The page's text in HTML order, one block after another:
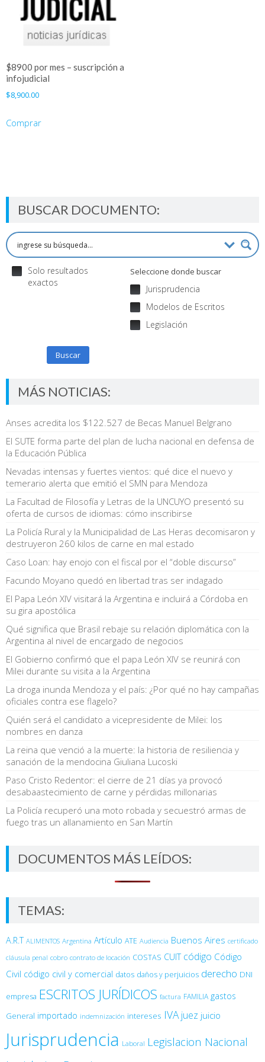
$8900 por mes – suscripción a
infojudicial
$8,900.00
Comprar
BUSCAR DOCUMENTO:
Solo resultados
exactos
Seleccione donde buscar
Jurisprudencia
Modelos de Escritos
Legislación
Buscar
MÁS NOTICIAS:
Anses acredita los $122.527 de Becas Manuel Belgrano
El SUTE forma parte del plan de lucha nacional en defensa de
la Educación Pública
Nevadas intensas y fuertes vientos: qué dice el nuevo y
temerario alerta que emitió el SMN para Mendoza
La Facultad de Filosofía y Letras de la UNCUYO presentó su
oferta de cursos de idiomas: cómo inscribirse
La Policía Rural y la Municipalidad de Las Heras decomisaron y
destruyeron 260 kilos de carne en mal estado
Caso Loan: hay enojo con el fiscal por el “doble discurso”
Facundo Moyano quedó en libertad tras ser indagado
El Papa León XIV visitará la Argentina e incluirá a Córdoba en
su gira apostólica
Qué significa que Brasil rebaje su relación diplomática con la
Argentina al nivel de encargado de negocios
El Gobierno confirmó que el papa León XIV se reunirá con
Milei durante su visita a la Argentina
La droga inunda Mendoza y el país: ¿Por qué no hay campañas
oficiales contra ese flagelo?
Quién será el candidato a vicepresidente de Milei: los
nombres en danza
La reina que venció a la muerte: la historia de resiliencia y
sanación de la mendocina Giuliana Lucoski
Paso Cristo Redentor: el cierre de 21 días ya provocó
desabaastecimiento de carne y pérdidas millonarias
La Policía recuperó una moto robada y secuestró armas de
fuego tras un allanamiento en San Martín
DOCUMENTOS MÁS LEÍDOS:
TEMAS:
A.R.T ALIMENTOS Argentina Artículo ATE Audiencia Buenos Aires certificado
cláusula penal cobro contrato de locación COSTAS CUIT código Código
Civil código civil y comercial datos daños y perjuicios derecho DNI
empresa ESCRITOS JURÍDICOS factura FAMILIA gastos
General importado indemnización intereses IVA juez juicio
Jurisprudencia Laboral Legislacion Nacional